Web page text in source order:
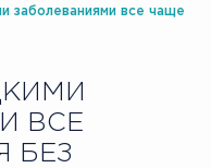
заболеваниями все чаще
ВСЕ
БЕЗ